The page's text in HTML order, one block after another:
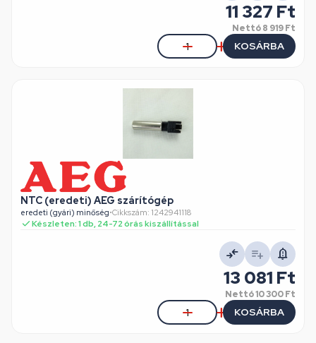
11 327 Ft
Nettó8 919 Ft
KOSÁRBA
NTC (eredeti) AEG szárítógép
eredeti (gyári) minőség•Cikkszám: 1242941118
Készleten: 1 db, 24-72 órás kiszállítással
13 081 Ft
Nettó10 300 Ft
KOSÁRBA